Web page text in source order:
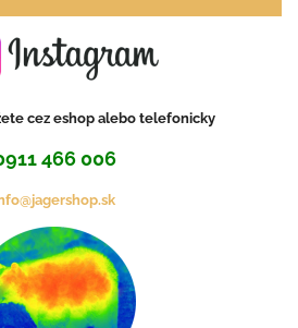
cez eshop alebo telefonicky
466 006